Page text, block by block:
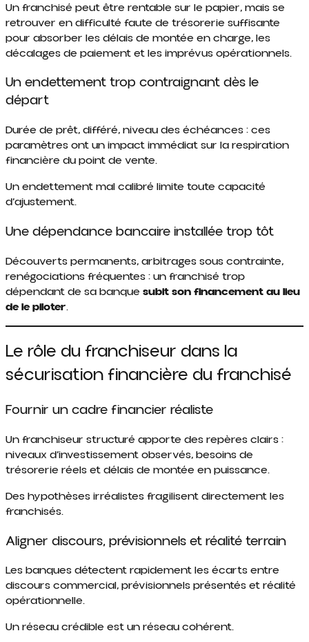
Un franchisé peut être rentable sur le papier, mais se
retrouver en difficulté faute de trésorerie suffisante
pour absorber les délais de montée en charge, les
décalages de paiement et les imprévus opérationnels.
Un endettement trop contraignant dès le
départ
Durée de prêt, différé, niveau des échéances : ces
paramètres ont un impact immédiat sur la respiration
financière du point de vente.
Un endettement mal calibré limite toute capacité
d’ajustement.
Une dépendance bancaire installée trop tôt
Découverts permanents, arbitrages sous contrainte,
renégociations fréquentes : un franchisé trop
dépendant de sa banque subit son financement au lieu
de le piloter.
Le rôle du franchiseur dans la
sécurisation financière du franchisé
Fournir un cadre financier réaliste
Un franchiseur structuré apporte des repères clairs :
niveaux d’investissement observés, besoins de
trésorerie réels et délais de montée en puissance.
Des hypothèses irréalistes fragilisent directement les
franchisés.
Aligner discours, prévisionnels et réalité terrain
Les banques détectent rapidement les écarts entre
discours commercial, prévisionnels présentés et réalité
opérationnelle.
Un réseau crédible est un réseau cohérent.